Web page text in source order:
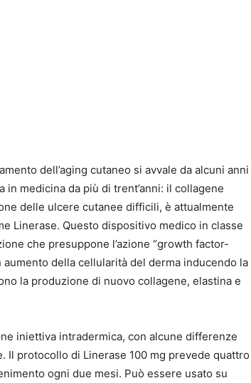
dell’aging cutaneo si avvale da alcuni anni
medicina da più di trent’anni: il collagene
delle ulcere cutanee difficili, è attualmente
Linerase. Questo dispositivo medico in classe
che presuppone l’azione “growth factor-
della cellularità del derma inducendo la
la produzione di nuovo collagene, elastina e
iniettiva intradermica, con alcune differenze
Il protocollo di Linerase 100 mg prevede quattro
ogni due mesi. Può essere usato su